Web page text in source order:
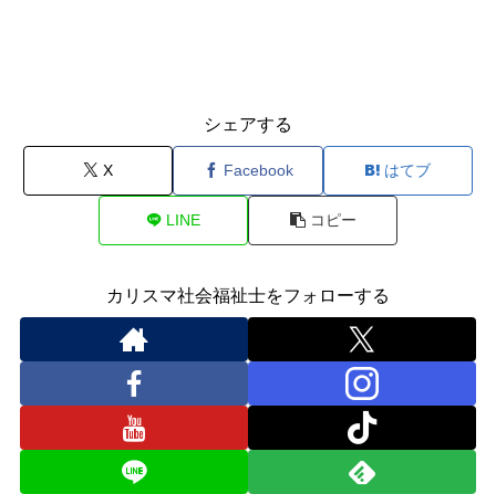
シェアする
X Facebook はてブ
LINE コピー
カリスマ社会福祉士をフォローする